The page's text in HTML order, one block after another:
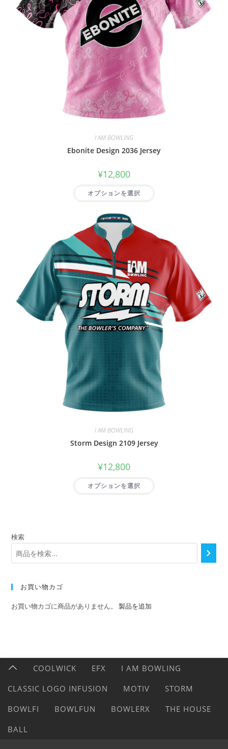
I AM BOWLING
Ebonite Design 2036 Jersey
¥12,800
オプションを選択
I AM BOWLING
Storm Design 2109 Jersey
¥12,800
オプションを選択
検索
お買い物カゴ
お買い物カゴに商品がありません。製品を追加
COOLWICK EFX
I AM BOWLING
CLASSIC LOGO INFUSION
MOTIV
STORM
BOWLFI
BOWLFUN BOWLERX
THE HOUSE
BALL